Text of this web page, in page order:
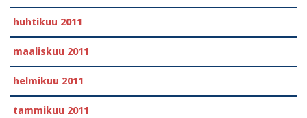
huhtikuu 2011
maaliskuu 2011
helmikuu 2011
tammikuu 2011